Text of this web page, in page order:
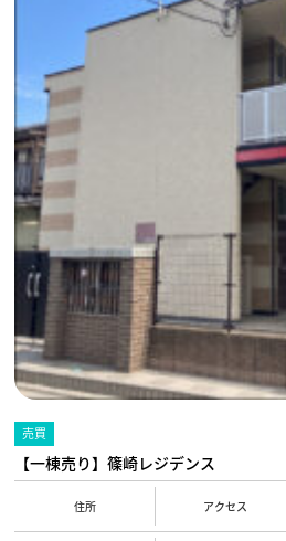
売買
【一棟売り】篠崎レジデンス
住所 アクセス